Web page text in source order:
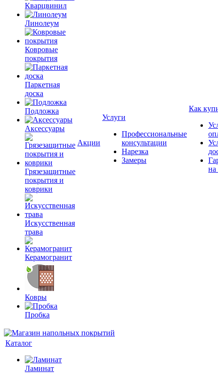
Кварцвинил
Линолеум
Ковровые
покрытия
Паркетная
доска
Подложка
Аксессуары
Грязезащитные
покрытия и
коврики
Искусственная
трава
Керамогранит
Ковры
Пробка
Акции
Услуги
Профессиональные
консультации
Нарезка
Замеры
Как
на
Каталог
Ламинат